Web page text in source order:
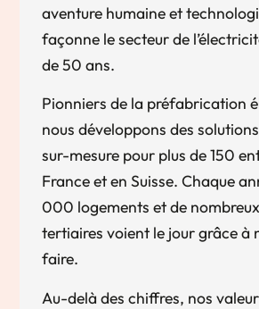
aventure humaine et
façonne le secteur de
de 50 ans.
Pionniers de la préfabrication
nous développons des
sur-mesure pour plus de 150
France et en Suisse. Chaque
000 logements et de
tertiaires voient le jour grâce à
faire.
Au-delà des chiffres, nos